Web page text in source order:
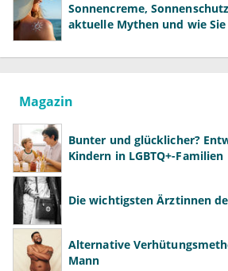
Sonnencreme,
aktuelle Mythen und wie
Magazin
Bunter und glücklicher?
Kindern in LGBTQ+-Familien
Die wichtigsten Ärztinnen
Alternative
Mann